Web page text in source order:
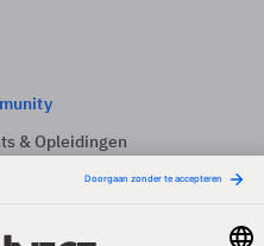
& Opleidingen